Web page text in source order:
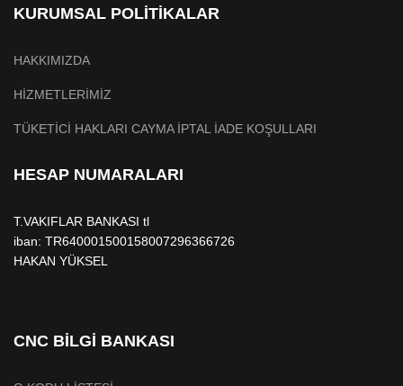
KURUMSAL POLİTİKALAR
HAKKIMIZDA
HİZMETLERİMİZ
TÜKETİCİ HAKLARI CAYMA İPTAL İADE KOŞULLARI
HESAP NUMARALARI
T.VAKIFLAR BANKASI tl
iban: TR640001500158007296366726
HAKAN YÜKSEL
CNC BİLGİ BANKASI